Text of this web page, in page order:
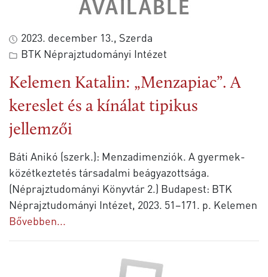
2023. december 13., Szerda
BTK Néprajztudományi Intézet
Kelemen Katalin: „Menzapiac”. A
kereslet és a kínálat tipikus
jellemzői
Báti Anikó (szerk.): Menzadimenziók. A gyermek-
közétkeztetés társadalmi beágyazottsága.
(Néprajztudományi Könyvtár 2.) Budapest: BTK
Néprajztudományi Intézet, 2023. 51–171. p. Kelemen
Bővebben...